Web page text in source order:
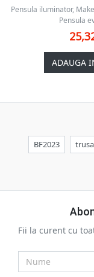
Pensula iluminator,
Pensula
ADAUGA
BF2023
Fii la curent cu